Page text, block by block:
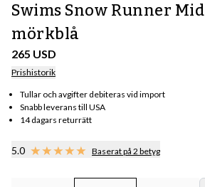
Swims Snow Runner Mid
mörkblå
265 USD
Prishistorik
Tullar och avgifter debiteras vid import
Snabb leverans till USA
14 dagars returrätt
5.0 Baserat på 2 betyg